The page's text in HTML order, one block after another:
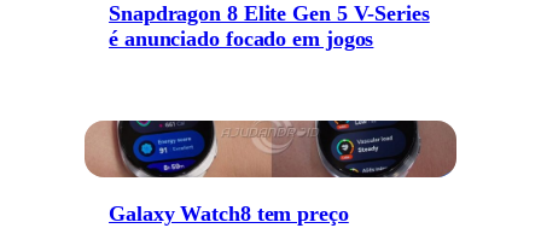
Snapdragon 8 Elite Gen 5 V-Series
é anunciado focado em jogos
Galaxy Watch8 tem preço